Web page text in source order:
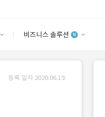
비즈니스 솔루션
안심 코드 케어
등록 일자 2020.06.19.